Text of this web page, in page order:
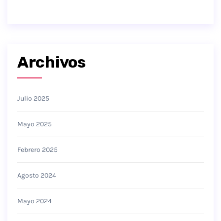
Archivos
Julio 2025
Mayo 2025
Febrero 2025
Agosto 2024
Mayo 2024